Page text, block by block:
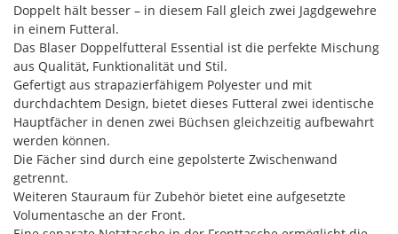
Doppelt hält besser – in diesem Fall gleich zwei Jagdgewehre
in einem Futteral.
Das Blaser Doppelfutteral Essential ist die perfekte Mischung
aus Qualität, Funktionalität und Stil.
Gefertigt aus strapazierfähigem Polyester und mit
durchdachtem Design, bietet dieses Futteral zwei identische
Hauptfächer in denen zwei Büchsen gleichzeitig aufbewahrt
werden können.
Die Fächer sind durch eine gepolsterte Zwischenwand
getrennt.
Weiteren Stauraum für Zubehör bietet eine aufgesetzte
Volumentasche an der Front.